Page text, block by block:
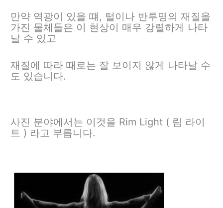
만약 역광이 있을 떄, 털이나 반투명의 재질을
가진 물체들은 이 현상이 매우 강렬하게 나타
날 수 있고
재질에 따라 때로는 잘 보이지 않게 나타날 수
도 있습니다.
사진 분야에서는 이것을 Rim Light ( 림 라이
트 ) 라고 부릅니다.